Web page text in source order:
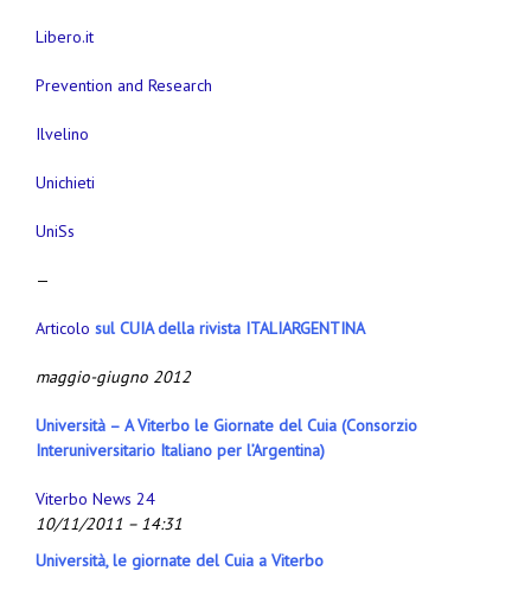
Libero.it
Prevention and Research
Ilvelino
Unichieti
UniSs
—
Articolo sul CUIA della rivista ITALIARGENTINA
maggio-giugno 2012
Università – A Viterbo le Giornate del Cuia (Consorzio
Interuniversitario Italiano per l’Argentina)
Viterbo News 24
10/11/2011 – 14:31
Università, le giornate del Cuia a Viterbo